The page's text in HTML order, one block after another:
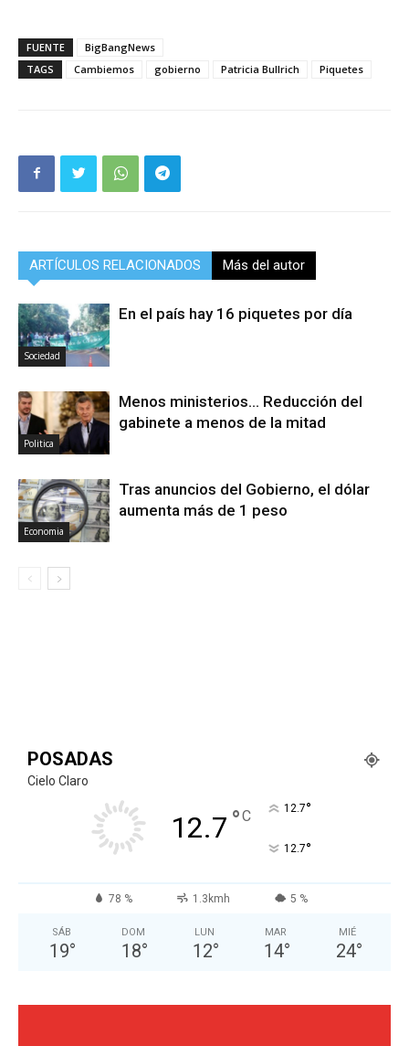
FUENTE
BigBangNews
TAGS
Cambiemos gobierno Patricia Bullrich Piquetes
ARTÍCULOS RELACIONADOS Más del autor
Sociedad
En el país hay 16 piquetes por día
Politica
Menos ministerios… Reducción del
gabinete a menos de la mitad
Economia
Tras anuncios del Gobierno, el dólar
aumenta más de 1 peso
POSADAS
Cielo Claro
12.7 °C 12.7°
12.7°
78 % 1.3kmh 5 %
SÁB
19°
DOM
18°
LUN
12°
MAR
14°
MIÉ
24°